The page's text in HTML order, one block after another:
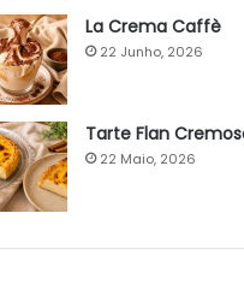
La Crema Caffè
22 Junho, 2026
Tarte Flan
22 Maio, 2026